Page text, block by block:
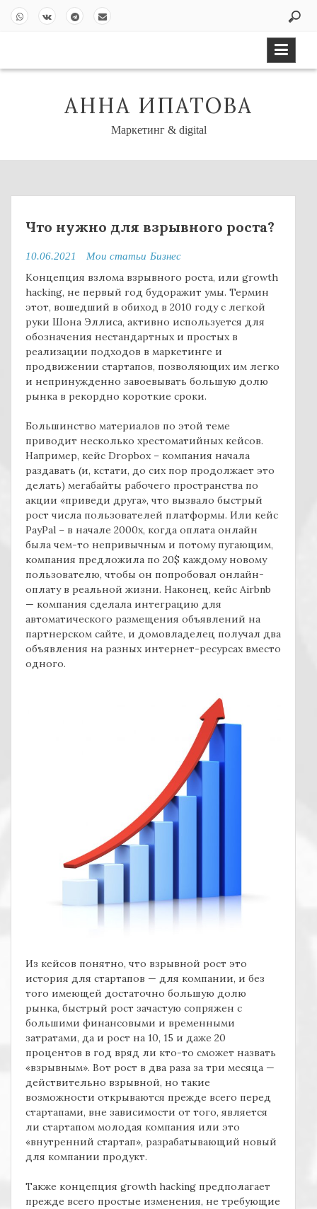
t
АННА ИПАТОВА
Маркетинг & digital
Что нужно для взрывного роста?
10.06.2021 Мои статьи Бизнес
Концепция взлома взрывного роста, или growth
hacking, не первый год будоражит умы. Термин
этот, вошедший в обиход в 2010 году с легкой
руки Шона Эллиса, активно используется для
обозначения нестандартных и простых в
реализации подходов в маркетинге и
продвижении стартапов, позволяющих им легко
и непринужденно завоевывать большую долю
рынка в рекордно короткие сроки.
Большинство материалов по этой теме
приводит несколько хрестоматийных кейсов.
Например, кейс Dropbox – компания начала
раздавать (и, кстати, до сих пор продолжает это
делать) мегабайты рабочего пространства по
акции «приведи друга», что вызвало быстрый
рост числа пользователей платформы. Или кейс
PayPal – в начале 2000х, когда оплата онлайн
была чем-то непривычным и потому пугающим,
компания предложила по 20$ каждому новому
пользователю, чтобы он попробовал онлайн-
оплату в реальной жизни. Наконец, кейс Airbnb
— компания сделала интеграцию для
автоматического размещения объявлений на
партнерском сайте, и домовладелец получал два
объявления на разных интернет-ресурсах вместо
одного.
Из кейсов понятно, что взрывной рост это
история для стартапов — для компании, и без
того имеющей достаточно большую долю
рынка, быстрый рост зачастую сопряжен с
большими финансовыми и временными
затратами, да и рост на 10, 15 и даже 20
процентов в год вряд ли кто-то сможет назвать
«взрывным». Вот рост в два раза за три месяца —
действительно взрывной, но такие
возможности открываются прежде всего перед
стартапами, вне зависимости от того, является
ли стартапом молодая компания или это
«внутренний стартап», разрабатывающий новый
для компании продукт.
Также концепция growth hacking предполагает
прежде всего простые изменения, не требующие